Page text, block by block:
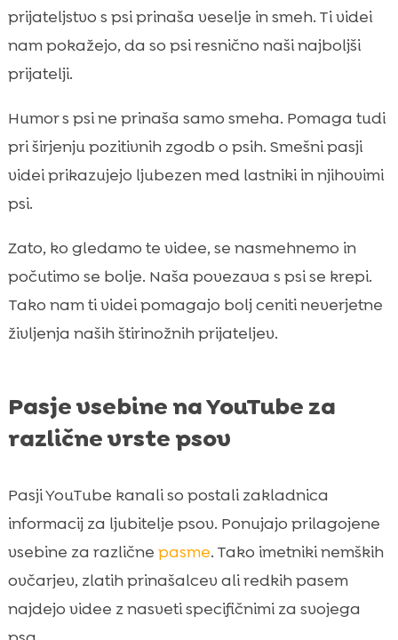
prijateljstvo s psi prinaša veselje in smeh. Ti videi
nam pokažejo, da so psi resnično naši najboljši
prijatelji.
Humor s psi ne prinaša samo smeha. Pomaga tudi
pri širjenju pozitivnih zgodb o psih. Smešni pasji
videi prikazujejo ljubezen med lastniki in njihovimi
psi.
Zato, ko gledamo te videe, se nasmehnemo in
počutimo se bolje. Naša povezava s psi se krepi.
Tako nam ti videi pomagajo bolj ceniti neverjetne
življenja naših štirinožnih prijateljev.
Pasje vsebine na YouTube za
različne vrste psov
Pasji YouTube kanali so postali zakladnica
informacij za ljubitelje psov. Ponujajo prilagojene
vsebine za različne pasme. Tako imetniki nemških
ovčarjev, zlatih prinašalcev ali redkih pasem
najdejo videe z nasveti specifičnimi za svojega